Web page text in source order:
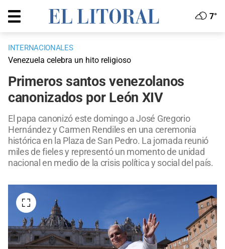
7°
INTERNACIONALES
Venezuela celebra un hito religioso
Primeros santos venezolanos
canonizados por León XIV
El papa canonizó este domingo a José Gregorio
Hernández y Carmen Rendiles en una ceremonia
histórica en la Plaza de San Pedro. La jornada reunió
miles de fieles y representó un momento de unidad
nacional en medio de la crisis política y social del país.